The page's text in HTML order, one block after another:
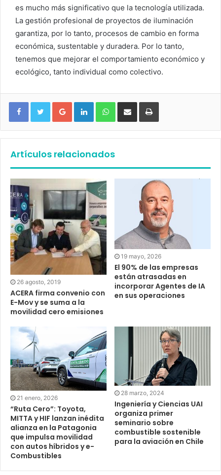
es mucho más significativo que la tecnología utilizada.
La gestión profesional de proyectos de iluminación
garantiza, por lo tanto, procesos de cambio en forma
económica, sustentable y duradera. Por lo tanto,
tenemos que mejorar el comportamiento económico y
ecológico, tanto individual como colectivo.
Google+ LinkedIn WhatsApp
Artículos relacionados
26 agosto, 2019
ACERA firma convenio con
E-Mov y se suma a la
movilidad cero emisiones
19 mayo, 2026
El 90% de las empresas
están atrasadas en
incorporar Agentes de IA
en sus operaciones
21 enero, 2026
“Ruta Cero”: Toyota,
MITTA y HIF lanzan inédita
alianza en la Patagonia
que impulsa movilidad
con autos híbridos y e-
Combustibles
28 marzo, 2024
Ingeniería y Ciencias UAI
organiza primer
seminario sobre
combustible sostenible
para la aviación en Chile